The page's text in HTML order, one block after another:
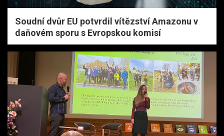
Soudní dvůr EU potvrdil vítězství Amazonu v
daňovém sporu s Evropskou komisí